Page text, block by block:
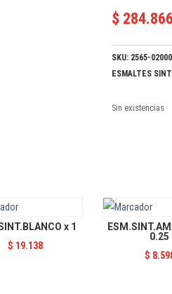
$ 284.866
SKU: 2565-02000
ESMALTES
Sin existencias
x 1
$ 19.138
0.25
$